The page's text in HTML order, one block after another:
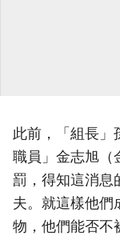
此前，「組長」
職員」金志旭（
罰，得知這消息
夫。就這樣他們
物，他們能否不